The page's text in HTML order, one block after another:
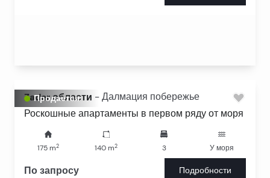
Продается
Zadar области - Далмация побережье
Роскошные апартаменты в первом ряду от моря
175 m2 140 m2 3 У моря
По запросу Подробности